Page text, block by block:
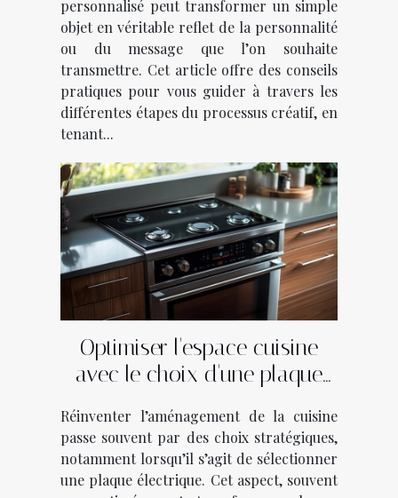
personnalisé peut transformer un simple
objet en véritable reflet de la personnalité
ou du message que l’on souhaite
transmettre. Cet article offre des conseils
pratiques pour vous guider à travers les
différentes étapes du processus créatif, en
tenant...
Optimiser l'espace cuisine
avec le choix d'une plaque
Réinventer l’aménagement de la cuisine
passe souvent par des choix stratégiques,
notamment lorsqu’il s’agit de sélectionner
une plaque électrique. Cet aspect, souvent